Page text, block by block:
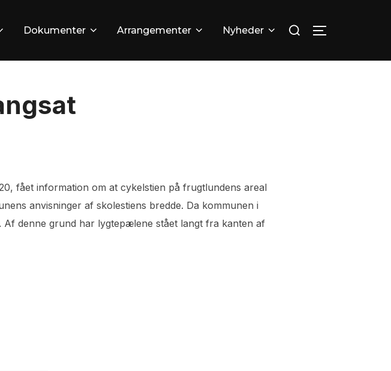
Dokumenter Arrangementer Nyheder
efter:
SLÅ
fået information om at cykelstien på frugtlundens areal
anvisninger af skolestiens bredde. Da kommunen i
denne grund har lygtepælene stået langt fra kanten af